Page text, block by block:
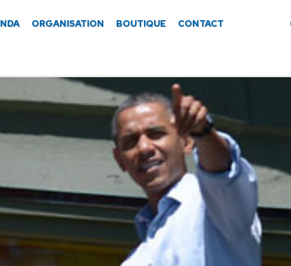
NDA ORGANISATION BOUTIQUE CONTACT